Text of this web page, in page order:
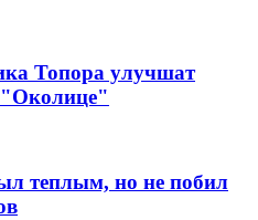
Топора улучшат
"Околице"
теплым, но не побил